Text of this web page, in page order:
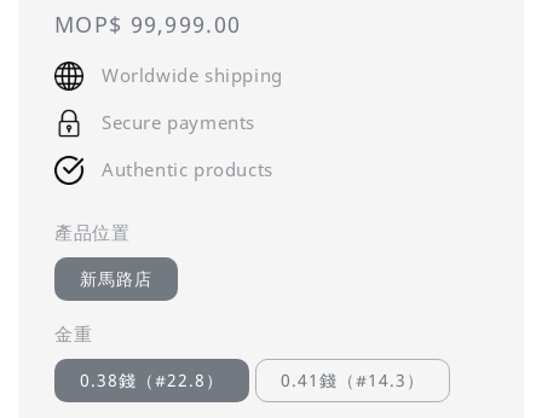
Regular
price
MOP$ 99,999.00
Worldwide shipping
Secure payments
Authentic products
產品位置
新馬路店
金重
0.38錢（#22.8） 0.41錢（#14.3）